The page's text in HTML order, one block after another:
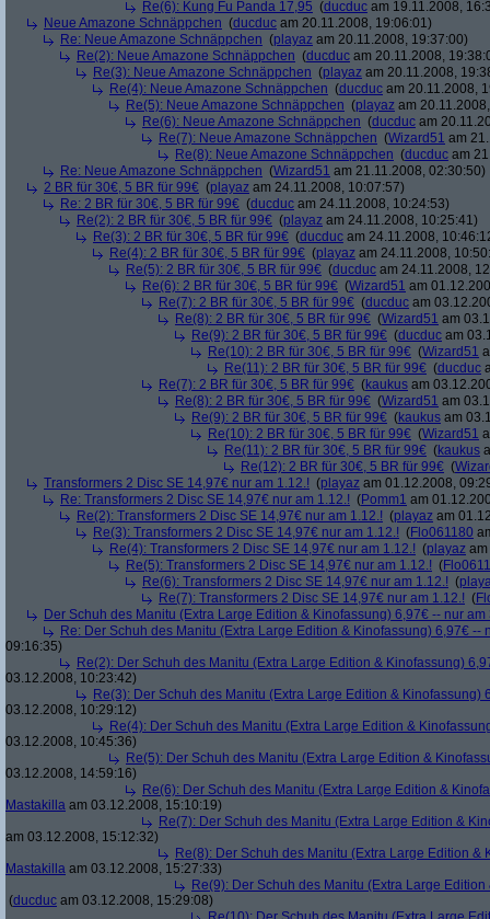
Re(6): Kung Fu Panda 17,95 (ducduc am 19.11.2008,
Neue Amazone Schnäppchen (ducduc am 20.11.2008, 19:06:01)
Re: Neue Amazone Schnäppchen (playaz am 20.11.2008, 19:37:00)
Re(2): Neue Amazone Schnäppchen (ducduc am 20.11.2008,
Re(3): Neue Amazone Schnäppchen (playaz am 20.11.2008,
Re(4): Neue Amazone Schnäppchen (ducduc am 20.11.2008,
Re(5): Neue Amazone Schnäppchen (playaz am
Re(6): Neue Amazone Schnäppchen (ducduc am
Re(7): Neue Amazone Schnäppchen (Wizard51 am
Re(8): Neue Amazone Schnäppchen (ducduc am
Re: Neue Amazone Schnäppchen (Wizard51 am 21.11.2008, 02:30:50)
2 BR für 30€, 5 BR für 99€ (playaz am 24.11.2008, 10:07:57)
Re: 2 BR für 30€, 5 BR für 99€ (ducduc am 24.11.2008, 10:24:53)
Re(2): 2 BR für 30€, 5 BR für 99€ (playaz am 24.11.2008, 10:25:41)
Re(3): 2 BR für 30€, 5 BR für 99€ (ducduc am 24.11.2008,
Re(4): 2 BR für 30€, 5 BR für 99€ (playaz am 24.11.2008,
Re(5): 2 BR für 30€, 5 BR für 99€ (ducduc am 24.11.2008,
Re(6): 2 BR für 30€, 5 BR für 99€ (Wizard51 am
Re(7): 2 BR für 30€, 5 BR für 99€ (ducduc am
Re(8): 2 BR für 30€, 5 BR für 99€ (Wizard51 am
Re(9): 2 BR für 30€, 5 BR für 99€ (ducduc am
Re(10): 2 BR für 30€, 5 BR für 99€ (Wizard51
Re(11): 2 BR für 30€, 5 BR für 99€ (ducduc
Re(7): 2 BR für 30€, 5 BR für 99€ (kaukus am
Re(8): 2 BR für 30€, 5 BR für 99€ (Wizard51 am
Re(9): 2 BR für 30€, 5 BR für 99€ (kaukus am
Re(10): 2 BR für 30€, 5 BR für 99€ (Wizard51
Re(11): 2 BR für 30€, 5 BR für 99€ (kaukus
Re(12): 2 BR für 30€, 5 BR für 99€ (
Transformers 2 Disc SE 14,97€ nur am 1.12.! (playaz am 01.12.2008,
Re: Transformers 2 Disc SE 14,97€ nur am 1.12.! (Pomm1 am
Re(2): Transformers 2 Disc SE 14,97€ nur am 1.12.! (playaz am
Re(3): Transformers 2 Disc SE 14,97€ nur am 1.12.! (Flo061180
Re(4): Transformers 2 Disc SE 14,97€ nur am 1.12.! (playaz
Re(5): Transformers 2 Disc SE 14,97€ nur am 1.12.! (
Re(6): Transformers 2 Disc SE 14,97€ nur am 1.12.! (
Re(7): Transformers 2 Disc SE 14,97€ nur am 1.12.! (
Der Schuh des Manitu (Extra Large Edition & Kinofassung) 6,97€ -- nur am
Re: Der Schuh des Manitu (Extra Large Edition & Kinofassung) 6,97€ --
09:16:35)
Re(2): Der Schuh des Manitu (Extra Large Edition & Kinofassung)
03.12.2008, 10:23:42)
Re(3): Der Schuh des Manitu (Extra Large Edition & Kinofassung)
03.12.2008, 10:29:12)
Re(4): Der Schuh des Manitu (Extra Large Edition &
03.12.2008, 10:45:36)
Re(5): Der Schuh des Manitu (Extra Large Edition &
03.12.2008, 14:59:16)
Re(6): Der Schuh des Manitu (Extra Large Edition &
Mastakilla am 03.12.2008, 15:10:19)
Re(7): Der Schuh des Manitu (Extra Large Edition &
am 03.12.2008, 15:12:32)
Re(8): Der Schuh des Manitu (Extra Large Edition &
Mastakilla am 03.12.2008, 15:27:33)
Re(9): Der Schuh des Manitu (Extra Large
(ducduc am 03.12.2008, 15:29:08)